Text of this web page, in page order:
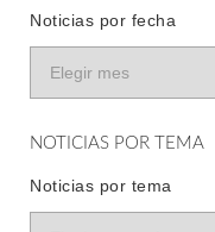
Noticias por fecha
NOTICIAS POR TEMA
Noticias por tema